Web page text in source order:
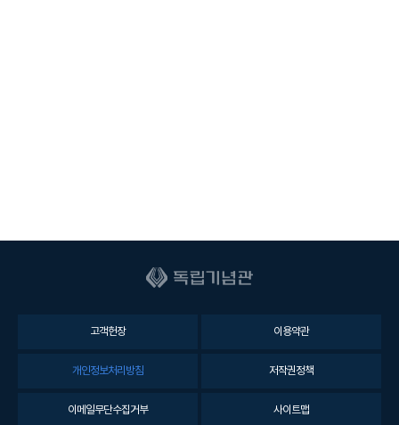
고객헌장 이용약관
개인정보처리방침 저작권정책
이메일무단수집거부 사이트맵